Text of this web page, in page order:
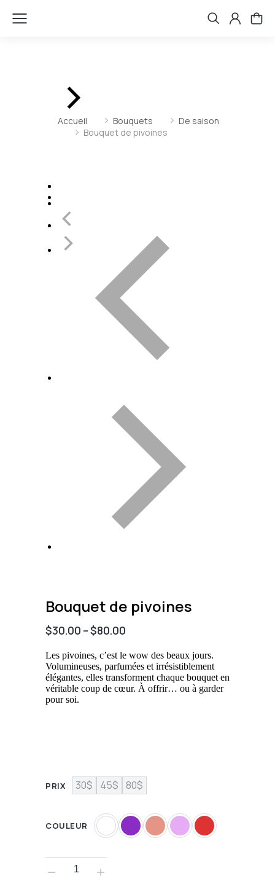
Vous êtes ici :
Accueil Bouquets
De saison
Bouquet de pivoines
Bouquet de pivoines
$30.00 –$80.00
Les pivoines, c’est le wow des beaux jours.
Volumineuses, parfumées et irrésistiblement
élégantes, elles transforment chaque bouquet en
véritable coup de cœur. À offrir… ou à garder
pour soi.
PRIX 30$ 45$ 80$
COULEUR